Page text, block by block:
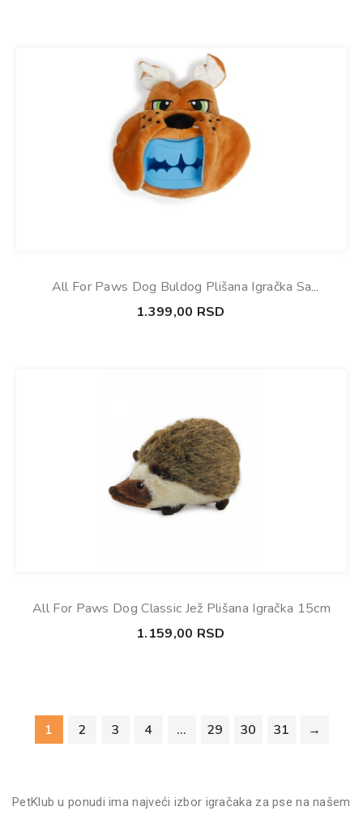
PetKlub u ponudi ima najveći izbor igračaka za pse na našem
All For Paws Dog Buldog Plišana Igračka Sa
Dispenzerom Za Posl 12cm
1.399,00 RSD
All For Paws Dog Classic Jež Plišana Igračka 15cm
1.159,00 RSD
1 2 3 4 … 29 30 31 →